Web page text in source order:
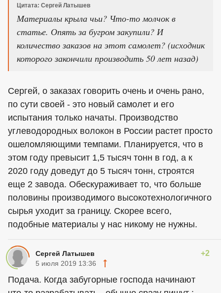
Цитата: Сергей Латышев
Материалы крыла чьи? Что-то молчок в
статье. Опять за бугром закупили? И
количество заказов на этот самолет? (исходник
которого закончили производить 50 лет назад)
Сергей, о заказах говорить очень и очень рано,
по сути своей - это новый самолет и его
испытания только начаты. Производство
углеводородных волокон в России растет просто
ошеломляющими темпами. Планируется, что в
этом году превысит 1,5 тысяч тонн в год, а к
2020 году доведут до 5 тысяч тонн, строятся
еще 2 завода. Обескураживает то, что больше
половины производимого высокотехнологичного
сырья уходит за границу. Скорее всего,
подобные материалы у нас никому не нужны.
Сергей Латышев +2
5 июля 2019 13:36
Подача. Когда забугорные господа начинают